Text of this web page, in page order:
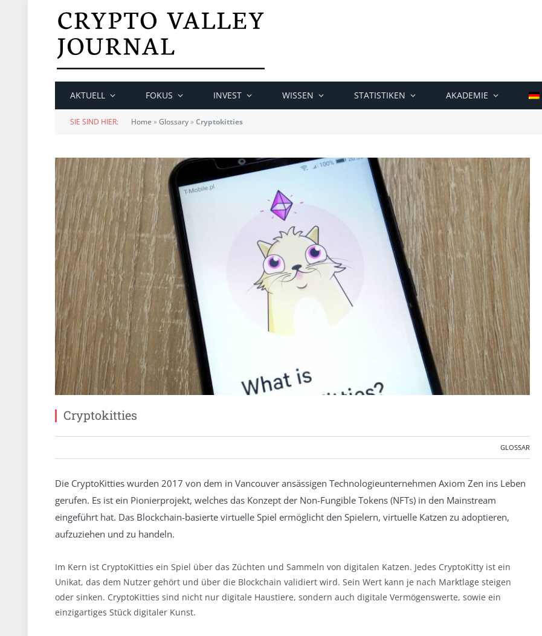
AKTUELL FOKUS INVEST WISSEN STATISTIKEN AKADEMIE
SIE SIND HIER: Home »Glossary»Cryptokitties
Cryptokitties
GLOSSAR
Die CryptoKitties wurden 2017 von dem in Vancouver ansässigen Technologieunternehmen Axiom Zen ins Leben
gerufen. Es ist ein Pionierprojekt, welches das Konzept der Non-Fungible Tokens (NFTs) in den Mainstream
eingeführt hat. Das Blockchain-basierte virtuelle Spiel ermöglicht den Spielern, virtuelle Katzen zu adoptieren,
aufzuziehen und zu handeln.
Im Kern ist CryptoKitties ein Spiel über das Züchten und Sammeln von digitalen Katzen. Jedes CryptoKitty ist ein
Unikat, das dem Nutzer gehört und über die Blockchain validiert wird. Sein Wert kann je nach Marktlage steigen
oder sinken. CryptoKitties sind nicht nur digitale Haustiere, sondern auch digitale Vermögenswerte, sowie ein
einzigartiges Stück digitaler Kunst.